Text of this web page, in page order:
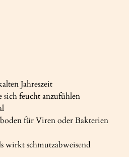
Jahreszeit
feucht anzufühlen
für Viren oder Bakterien
wirkt schmutzabweisend